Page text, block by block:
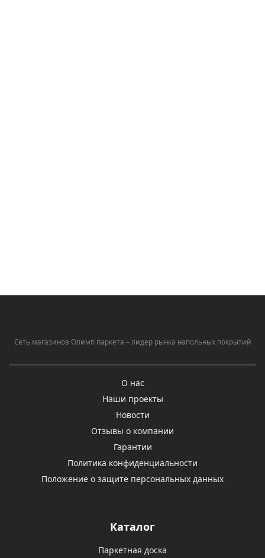
Сеть магазинов Олимп паркета – лидер рынка напольных покрытий
О нас
Наши проекты
Новости
Отзывы о компании
Гарантии
Политика конфиденциальности
Положение о защите персональных данных
Каталог
Паркетная доска